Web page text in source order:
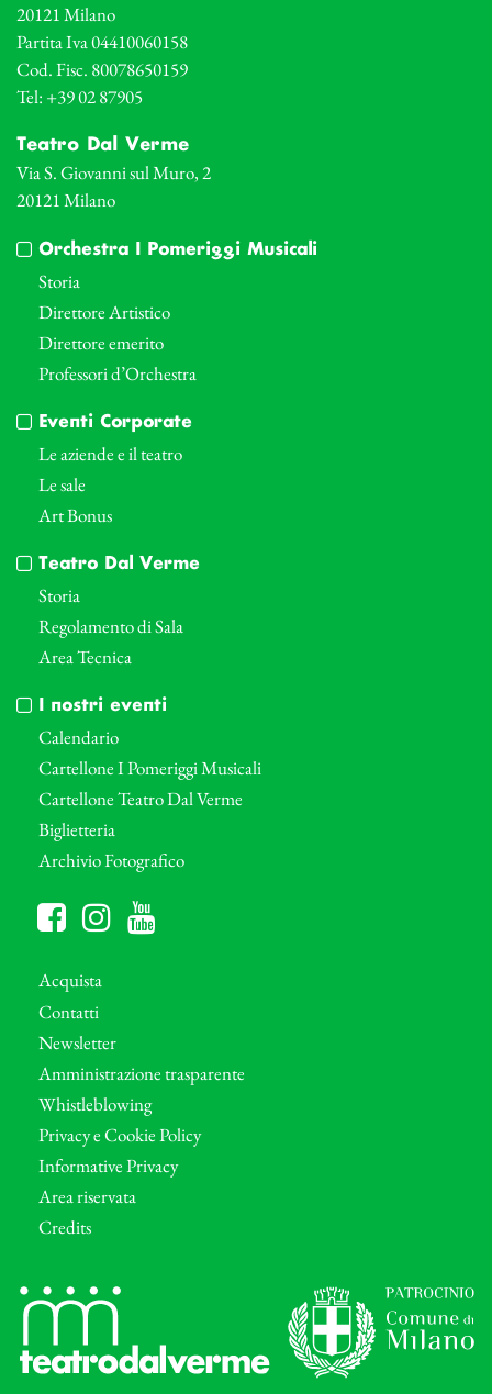
20121 Milano
Partita Iva 04410060158
Cod. Fisc. 80078650159
Tel: +39 02 87905
Teatro Dal Verme
Via S. Giovanni sul Muro, 2
20121 Milano
Orchestra I Pomeriggi Musicali
Storia
Direttore Artistico
Direttore emerito
Professori d’Orchestra
Eventi Corporate
Le aziende e il teatro
Le sale
Art Bonus
Teatro Dal Verme
Storia
Regolamento di Sala
Area Tecnica
I nostri eventi
Calendario
Cartellone I Pomeriggi Musicali
Cartellone Teatro Dal Verme
Biglietteria
Archivio Fotografico
Acquista
Contatti
Newsletter
Amministrazione trasparente
Whistleblowing
Privacy e Cookie Policy
Informative Privacy
Area riservata
Credits